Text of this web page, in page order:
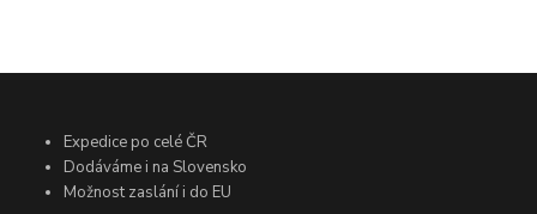
Expedice po celé ČR
Dodáváme i na Slovensko
Možnost zaslání i do EU